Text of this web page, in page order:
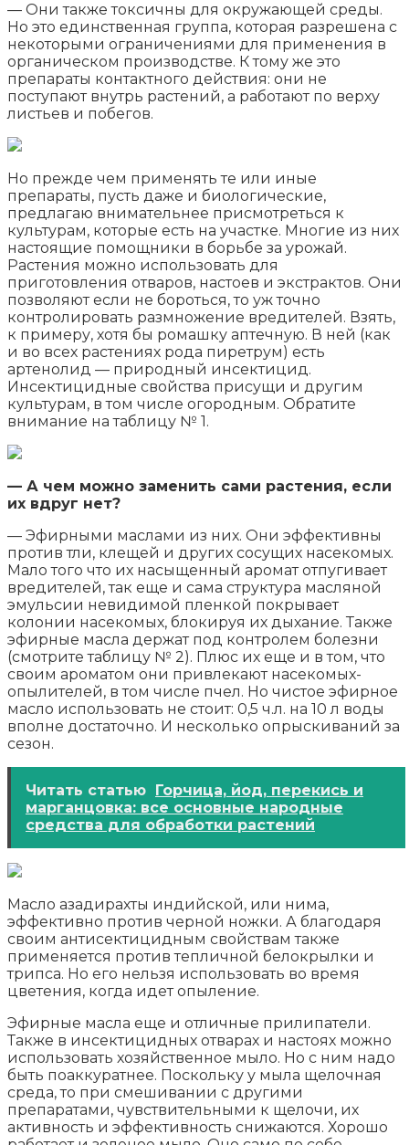
— Они также токсичны для окружающей среды.
Но это единственная группа, которая разрешена с
некоторыми ограничениями для применения в
органическом производстве. К тому же это
препараты контактного действия: они не
поступают внутрь растений, а работают по верху
листьев и побегов.
Но прежде чем применять те или иные
препараты, пусть даже и биологические,
предлагаю внимательнее присмотреться к
культурам, которые есть на участке. Многие из них
настоящие помощники в борьбе за урожай.
Растения можно использовать для
приготовления отваров, настоев и экстрактов. Они
позволяют если не бороться, то уж точно
контролировать размножение вредителей. Взять,
к примеру, хотя бы ромашку аптечную. В ней (как
и во всех растениях рода пиретрум) есть
артенолид — природный инсектицид.
Инсектицидные свойства присущи и другим
культурам, в том числе огородным. Обратите
внимание на таблицу № 1.
— А чем можно заменить сами растения, если
их вдруг нет?
— Эфирными маслами из них. Они эффективны
против тли, клещей и других сосущих насекомых.
Мало того что их насыщенный аромат отпугивает
вредителей, так еще и сама структура масляной
эмульсии невидимой пленкой покрывает
колонии насекомых, блокируя их дыхание. Также
эфирные масла держат под контролем болезни
(смотрите таблицу № 2). Плюс их еще и в том, что
своим ароматом они привлекают насекомых-
опылителей, в том числе пчел. Но чистое эфирное
масло использовать не стоит: 0,5 ч.л. на 10 л воды
вполне достаточно. И несколько опрыскиваний за
сезон.
Читать статью
Горчица, йод, перекись и
марганцовка: все основные народные
средства для обработки растений
Масло азадирахты индийской, или нима,
эффективно против черной ножки. А благодаря
своим антисектицидным свойствам также
применяется против тепличной белокрылки и
трипса. Но его нельзя использовать во время
цветения, когда идет опыление.
Эфирные масла еще и отличные прилипатели.
Также в инсектицидных отварах и настоях можно
использовать хозяйственное мыло. Но с ним надо
быть поаккуратнее. Поскольку у мыла щелочная
среда, то при смешивании с другими
препаратами, чувствительными к щелочи, их
активность и эффективность снижаются. Хорошо